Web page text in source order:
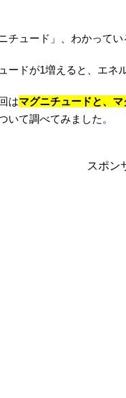
チュード」、わかって
ードが1増えると、エネ
はマグニチュードと、
いて調べてみました。
スポン